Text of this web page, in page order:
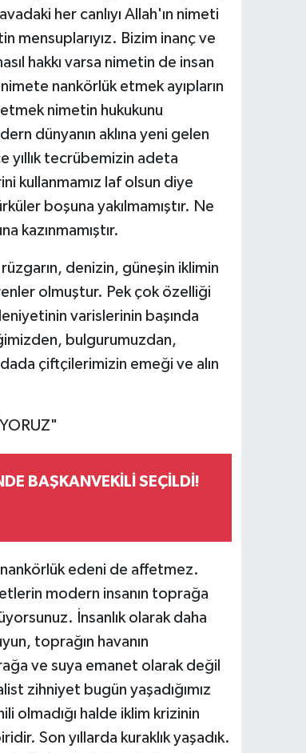
her canlıyı Allah'ın nimeti
mensuplarıyız. Bizim inanç ve
hakkı varsa nimetin de insan
nankörlük etmek ayıpların
nimetin hukukunu
dünyanın aklına yeni gelen
yıllık tecrübemizin adeta
kullanmamız laf olsun diye
boşuna yakılmamıştır. Ne
kazınmamıştır.
denizin, güneşin iklimin
olmuştur. Pek çok özelliği
varislerinin başında
bulgurumuzdan,
çiftçilerimizin emeği ve alın
BAŞKANVEKİLİ SEÇİLDİ!
edeni de affetmez.
modern insanın toprağa
İnsanlık olarak daha
toprağın havanın
ve suya emanet olarak değil
zihniyet bugün yaşadığımız
olmadığı halde iklim krizinin
Son yıllarda kuraklık yaşadık.